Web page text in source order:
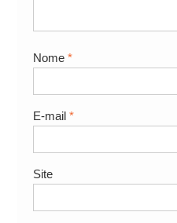
Nome *
E-mail *
Site